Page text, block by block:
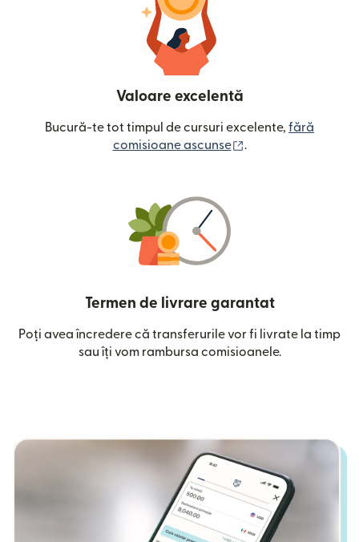
Valoare excelentă
Bucură-te tot timpul de cursuri excelente, fără
comisioane ascunse
.
Termen de livrare garantat
Poți avea încredere că transferurile vor fi livrate la timp
sau îți vom rambursa comisioanele.